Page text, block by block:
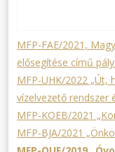
MFP-FAE/2021,
elősegítése című
MFP-UHK/2022 „Út,
vízelvezető rendszer
MFP-KOEB/2021
MFP-BJA/2021